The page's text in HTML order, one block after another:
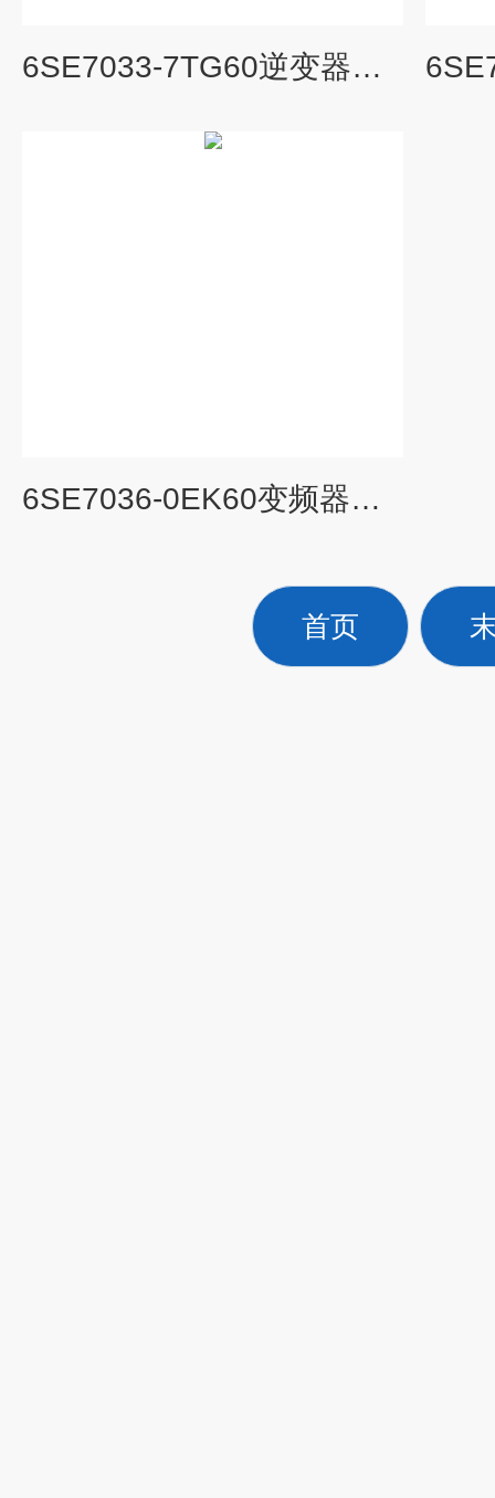
6SE7033-7TG60逆变器维修
6SE7036-0EK60变频器维修
首页